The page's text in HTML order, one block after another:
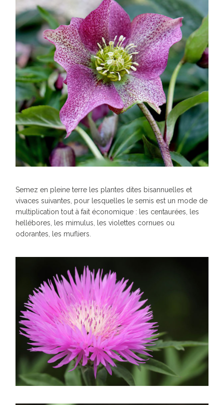
Semez en pleine terre les plantes dites bisannuelles et
vivaces suivantes, pour lesquelles le semis est un mode de
multiplication tout à fait économique : les centaurées, les
hellébores, les mimulus, les violettes cornues ou
odorantes, les mufliers.